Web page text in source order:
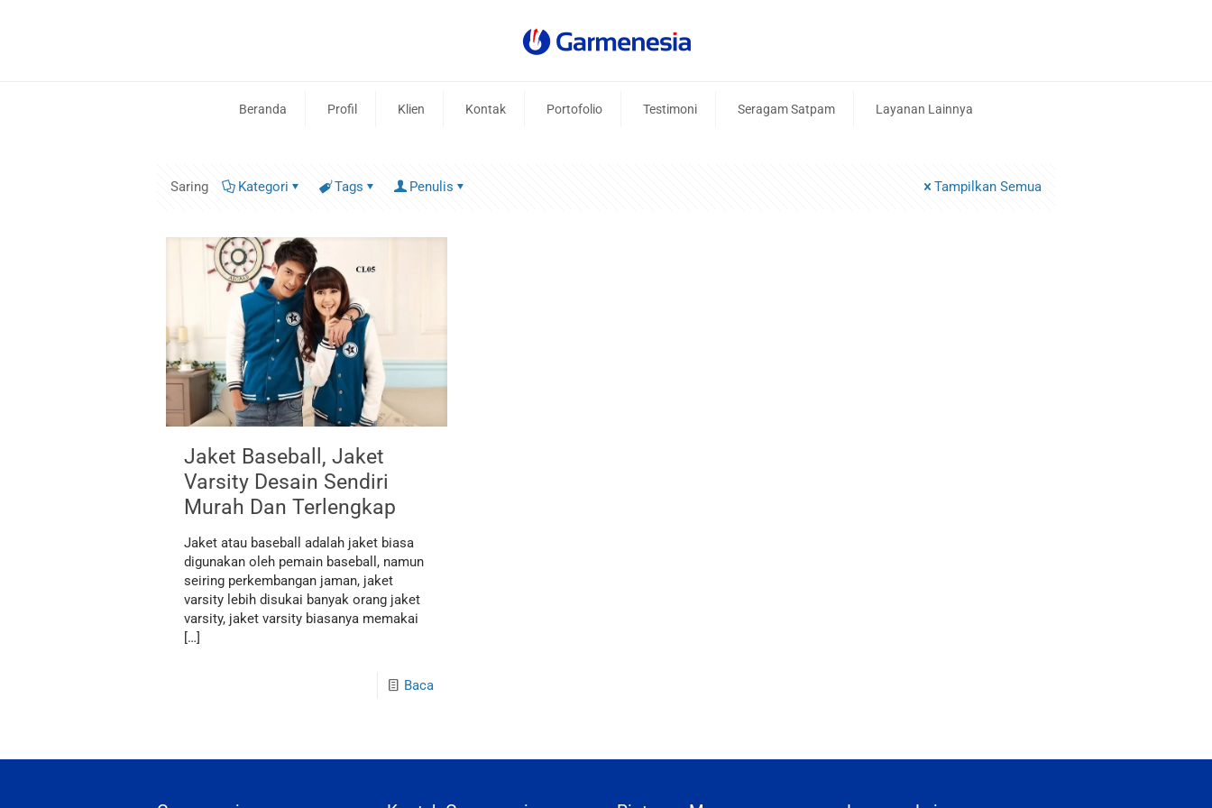
Beranda Profil Klien Kontak Portofolio Testimoni Seragam Satpam Layanan Lainnya
Saring Kategori Tags Penulis Tampilkan Semua
Jaket Baseball, Jaket
Varsity Desain Sendiri
Murah Dan Terlengkap
Jaket atau baseball adalah jaket biasa
digunakan oleh pemain baseball, namun
seiring perkembangan jaman, jaket
varsity lebih disukai banyak orang jaket
varsity, jaket varsity biasanya memakai
[…]
Baca